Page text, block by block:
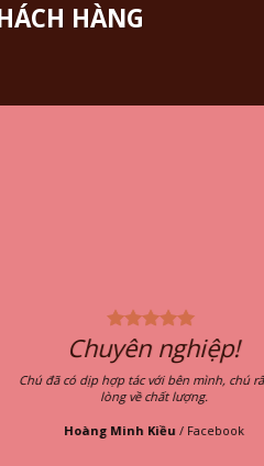
HÀNG
nghiệp!
với bên mình, chú rất hài
Facebook